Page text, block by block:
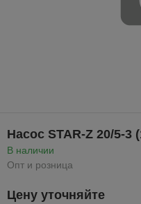
Насос STAR-Z 20/5-3
В наличии
Опт и розница
Цену уточняйте